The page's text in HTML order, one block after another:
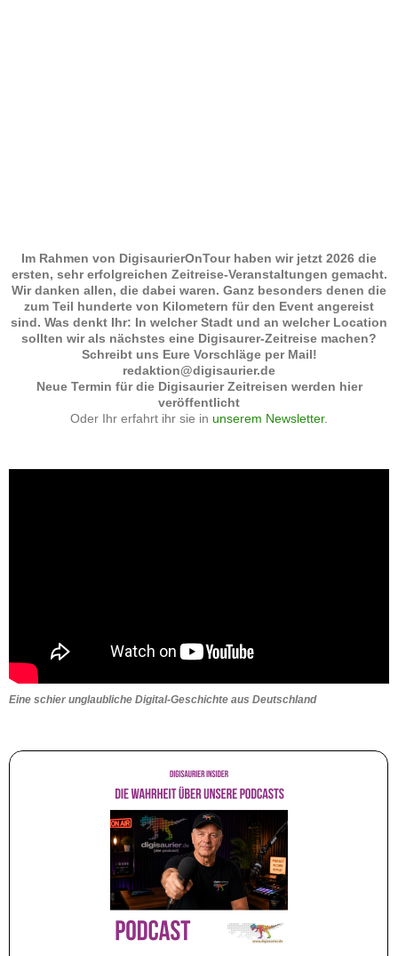
Im Rahmen von DigisaurierOnTour haben wir jetzt 2026 die
ersten, sehr erfolgreichen Zeitreise-Veranstaltungen gemacht.
Wir danken allen, die dabei waren. Ganz besonders denen die
zum Teil hunderte von Kilometern für den Event angereist
sind. Was denkt Ihr: In welcher Stadt und an welcher Location
sollten wir als nächstes eine Digisaurer-Zeitreise machen?
Schreibt uns Eure Vorschläge per Mail!
redaktion@digisaurier.de
Neue Termin für die Digisaurier Zeitreisen werden hier
veröffentlicht
Oder Ihr erfahrt ihr sie in unserem Newsletter.
Eine schier unglaubliche Digital-Geschichte aus Deutschland